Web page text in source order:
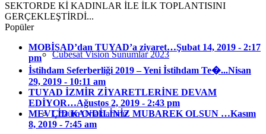
Cubesat Vision Sunumlar 2023
Çözüm Ortaklarımız
SEKTORDE Kİ KADINLAR İLE İLK TOPLANTISINI
GERÇEKLEŞTİRDİ...
Popüler
MOBİSAD’dan TUYAD’a ziyaret…Şubat 14, 2019 - 2:17
pm
İstihdam Seferberliği 2019 – Yeni İstihdam Te�...Nisan
29, 2019 - 10:11 am
TUYAD İZMİR ZİYARETLERİNE DEVAM
EDİYOR…Ağustos 2, 2019 - 2:43 pm
MEVLİD KANDİLİNİZ MUBAREK OLSUN …Kasım
8, 2019 - 7:45 am